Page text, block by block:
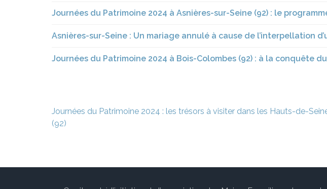
Journées du Patrimoine 2024 à Asnières-sur-Seine (92) : le
Asnières-sur-Seine : Un mariage annulé à cause de l’interpellation
Journées du Patrimoine 2024 à Bois-Colombes (92) : à la conquête
Navigation
de
Journées du Patrimoine 2024 : les trésors à visiter dans les Hauts-de-
(92)